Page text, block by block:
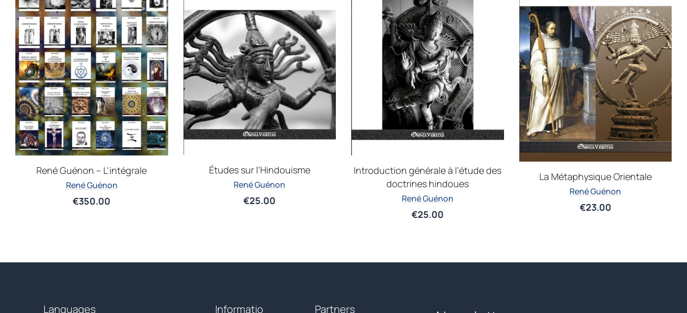
René Guénon – L’intégrale
René Guénon
€350.00
Études sur l’Hindouisme
René Guénon
€25.00
Introduction générale à l’étude des
doctrines hindoues
René Guénon
€25.00
La Métaphysique Orientale
René Guénon
€23.00
Languages Informatio Partners